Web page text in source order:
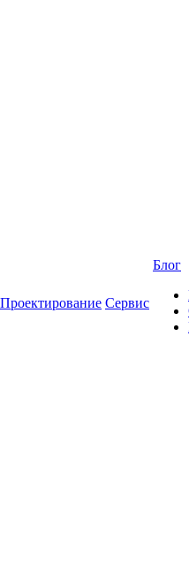
Проектирование Сервис
Блог